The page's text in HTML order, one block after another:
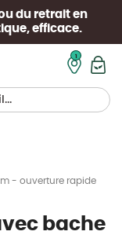
du retrait en
efficace.
- ouverture rapide
bache